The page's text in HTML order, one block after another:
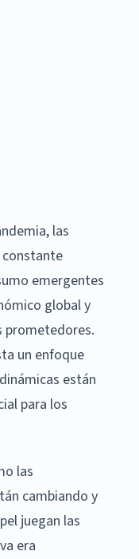
las
emergentes
global y
prometedores.
un enfoque
están
para los
las
cambiando y
juegan las
era